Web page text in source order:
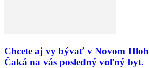
Chcete aj vy bývať v Novom
Čaká na vás posledný voľný byt.